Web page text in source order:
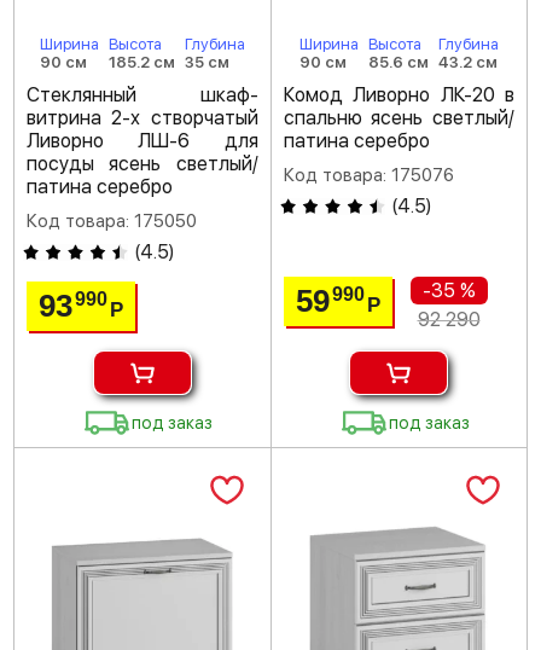
Ширина
90 см
Высота
185.2 см
Глубина
35 см
Стеклянный шкаф-
витрина 2-х створчатый
Ливорно ЛШ-6 для
посуды ясень светлый/
патина серебро
Код товара: 175050
(4.5)
93990Р
под заказ
Ширина
90 см
Высота
85.6 см
Глубина
43.2 см
Комод Ливорно ЛК-20 в
спальню ясень светлый/
патина серебро
Код товара: 175076
(4.5)
59990 Р
-35 %
92 290
под заказ